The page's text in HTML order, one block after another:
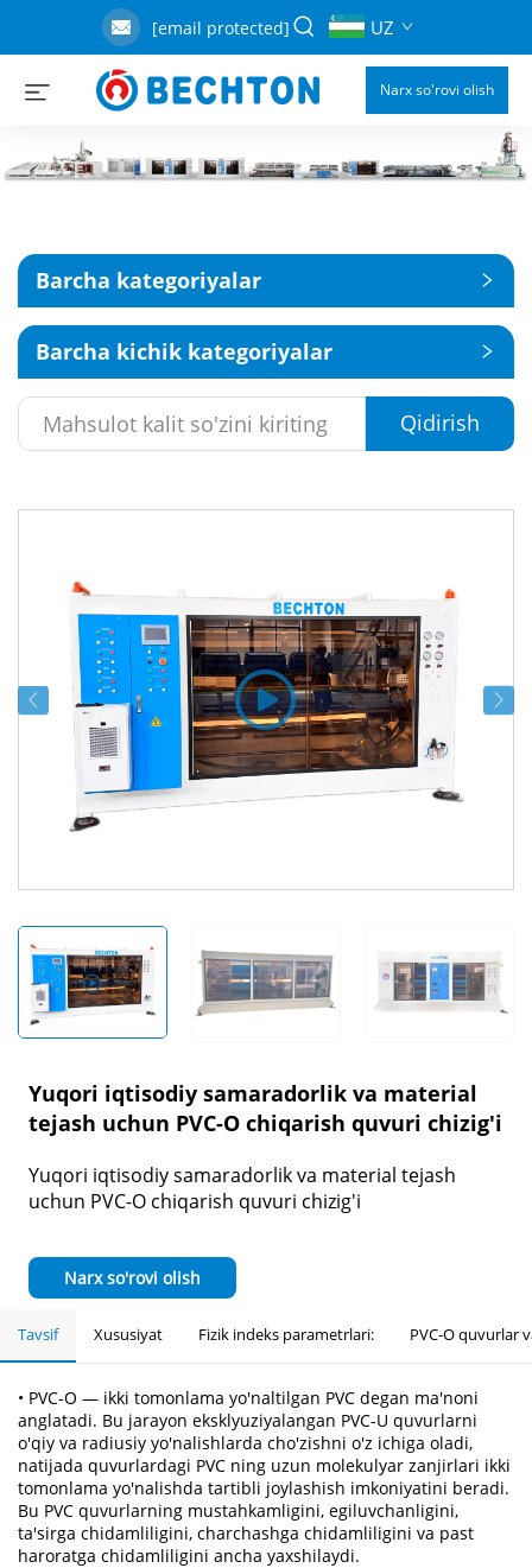
[email protected] UZ
Narx so'rovi olish
Barcha kategoriyalar
Barcha kichik kategoriyalar
Qidirish
Yuqori iqtisodiy samaradorlik va material
tejash uchun PVC-O chiqarish quvuri chizig'i
Yuqori iqtisodiy samaradorlik va material tejash
uchun PVC-O chiqarish quvuri chizig'i
Narx so'rovi olish
Tavsif Xususiyat Fizik indeks parametrlari: PVC-O quvurlar
• PVC-O — ikki tomonlama yo'naltilgan PVC degan ma'noni
anglatadi. Bu jarayon eksklyuziyalangan PVC-U quvurlarni
o'qiy va radiusiy yo'nalishlarda cho'zishni o'z ichiga oladi,
natijada quvurlardagi PVC ning uzun molekulyar zanjirlari ikki
tomonlama yo'nalishda tartibli joylashish imkoniyatini beradi.
Bu PVC quvurlarning mustahkamligini, egiluvchanligini,
ta'sirga chidamliligini, charchashga chidamliligini va past
haroratga chidamliligini ancha yaxshilaydi.